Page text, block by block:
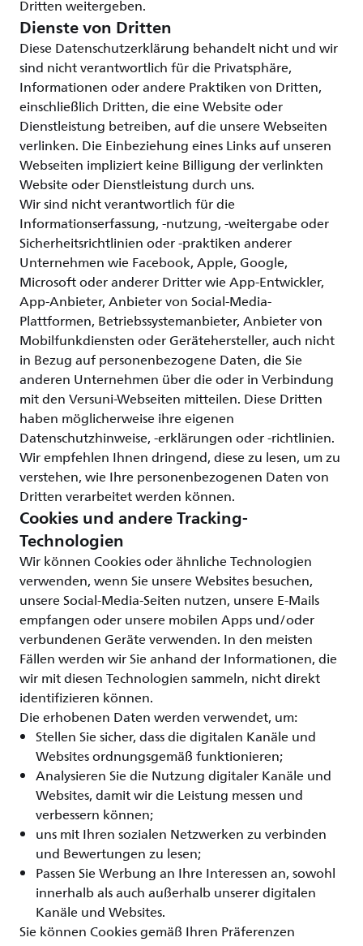
Dritten weitergeben.
Dienste von Dritten
Diese Datenschutzerklärung behandelt nicht und wir
sind nicht verantwortlich für die Privatsphäre,
Informationen oder andere Praktiken von Dritten,
einschließlich Dritten, die eine Website oder
Dienstleistung betreiben, auf die unsere Webseiten
verlinken. Die Einbeziehung eines Links auf unseren
Webseiten impliziert keine Billigung der verlinkten
Website oder Dienstleistung durch uns.
Wir sind nicht verantwortlich für die
Informationserfassung, -nutzung, -weitergabe oder
Sicherheitsrichtlinien oder -praktiken anderer
Unternehmen wie Facebook, Apple, Google,
Microsoft oder anderer Dritter wie App-Entwickler,
App-Anbieter, Anbieter von Social-Media-
Plattformen, Betriebssystemanbieter, Anbieter von
Mobilfunkdiensten oder Gerätehersteller, auch nicht
in Bezug auf personenbezogene Daten, die Sie
anderen Unternehmen über die oder in Verbindung
mit den Versuni-Webseiten mitteilen. Diese Dritten
haben möglicherweise ihre eigenen
Datenschutzhinweise, -erklärungen oder -richtlinien.
Wir empfehlen Ihnen dringend, diese zu lesen, um zu
verstehen, wie Ihre personenbezogenen Daten von
Dritten verarbeitet werden können.
Cookies und andere Tracking-
Technologien
Wir können Cookies oder ähnliche Technologien
verwenden, wenn Sie unsere Websites besuchen,
unsere Social-Media-Seiten nutzen, unsere E-Mails
empfangen oder unsere mobilen Apps und/oder
verbundenen Geräte verwenden. In den meisten
Fällen werden wir Sie anhand der Informationen, die
wir mit diesen Technologien sammeln, nicht direkt
identifizieren können.
Die erhobenen Daten werden verwendet, um:
Stellen Sie sicher, dass die digitalen Kanäle und
Websites ordnungsgemäß funktionieren;
Analysieren Sie die Nutzung digitaler Kanäle und
Websites, damit wir die Leistung messen und
verbessern können;
uns mit Ihren sozialen Netzwerken zu verbinden
und Bewertungen zu lesen;
Passen Sie Werbung an Ihre Interessen an, sowohl
innerhalb als auch außerhalb unserer digitalen
Kanäle und Websites.
Sie können Cookies gemäß Ihren Präferenzen